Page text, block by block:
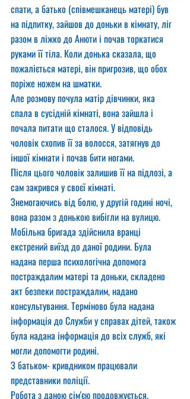
спати, а батько (співмешканець матері) був
на підпитку, зайшов до доньки в кімнату, ліг
разом в ліжко до Анюти і почав торкатися
руками її тіла. Коли донька сказала, що
пожаліється матері, він пригрозив, що обох
поріже ножем на шматки.
Але розмову почула матір дівчинки, яка
спала в сусідній кімнаті, вона зайшла і
почала питати що сталося. У відповідь
чоловік схопив її за волосся, затягнув до
іншої кімнати і почав бити ногами.
Після цього чоловік залишив її на підлозі, а
сам закрився у своєї кімнаті.
Знемогаючись від болю, у другій годині ночі,
вона разом з донькою вибігли на вулицю.
Мобільна бригада здійснила вранці
екстрений виїзд до даної родини. Була
надана перша психологічна допомога
постраждалим матері та доньки, складено
акт безпеки постраждалим, надано
консультування. Терміново була надана
інформація до Служби у справах дітей, також
була надана інформація до всіх служб, які
могли допомогти родині.
З батьком- кривдником працювали
представники поліції.
Робота з даною сім'єю продовжується.